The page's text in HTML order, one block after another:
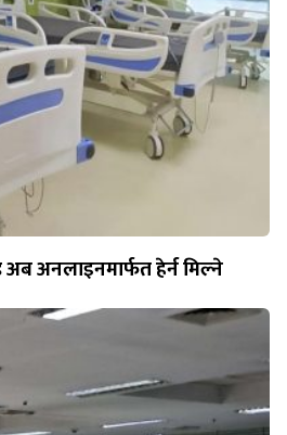
अनलाइनमार्फत हेर्न मिल्ने